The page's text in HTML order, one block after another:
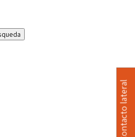
Contacto lateral